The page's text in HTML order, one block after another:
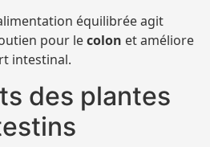
équilibrée agit
pour lecolon et améliore
intestinal.
des plantes